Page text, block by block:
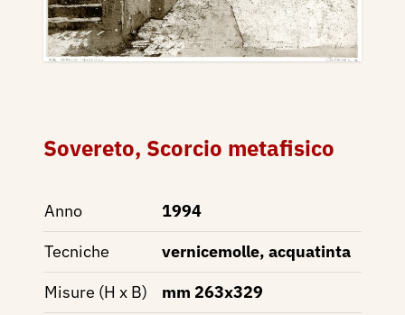
Sovereto, Scorcio metafisico
Anno
1994
Tecniche
vernicemolle, acquatinta
Misure (H x B)
mm 263x329